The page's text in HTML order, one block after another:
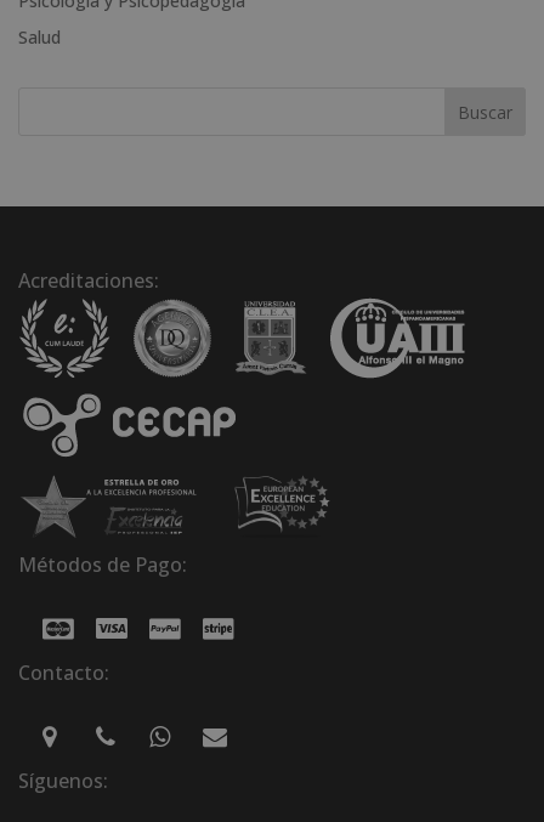
e
Salud
Acreditaciones:
Métodos de Pago:
Contacto:
Síguenos: